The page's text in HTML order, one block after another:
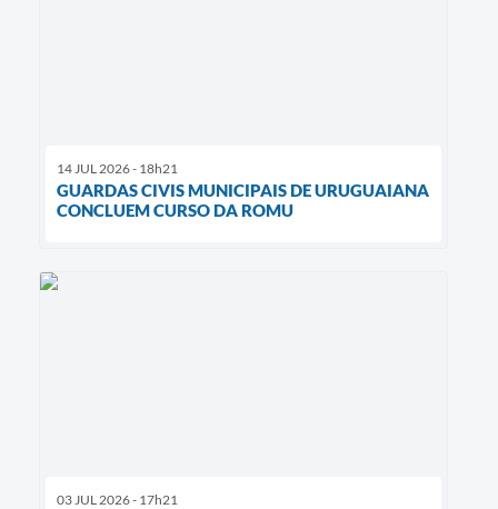
14 JUL 2026 - 18h21
GUARDAS CIVIS MUNICIPAIS DE URUGUAIANA
CONCLUEM CURSO DA ROMU
03 JUL 2026 - 17h21